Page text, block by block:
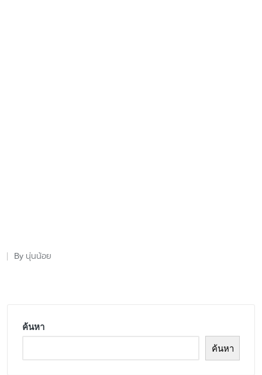
Posted
By นุ่นน้อย
ค้นหา
ค้นหา